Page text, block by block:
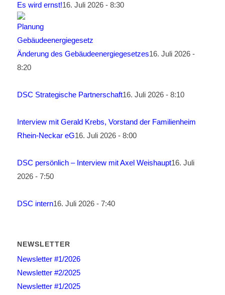
Es wird ernst!16. Juli 2026 - 8:30
Änderung des Gebäudeenergiegesetzes16. Juli 2026 -
8:20
DSC Strategische Partnerschaft16. Juli 2026 - 8:10
Interview mit Gerald Krebs, Vorstand der Familienheim
Rhein-Neckar eG16. Juli 2026 - 8:00
DSC persönlich – Interview mit Axel Weishaupt16. Juli
2026 - 7:50
DSC intern16. Juli 2026 - 7:40
NEWSLETTER
Newsletter #1/2026
Newsletter #2/2025
Newsletter #1/2025